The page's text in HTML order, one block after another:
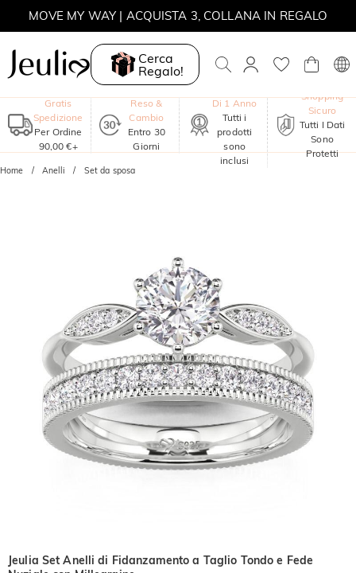
MOVE MY WAY | ACQUISTA 3, COLLANA IN REGALO
Cerca
Regalo!
Gratis
Spedizione
Per Ordine
90,00 €+
Reso &
Cambio
Entro 30
Giorni
Di 1 Anno
Tutti i
prodotti
sono
inclusi
Shopping
Sicuro
Tutti I Dati
Sono
Protetti
Home Anelli Set da sposa
Jeulia Set Anelli di Fidanzamento a Taglio Tondo e Fede